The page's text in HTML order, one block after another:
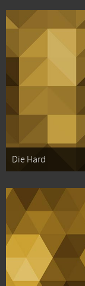
Die Hard